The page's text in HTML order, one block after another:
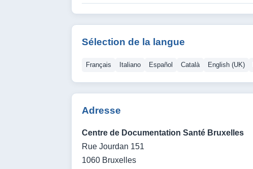
Sélection de la langue
Français Italiano Español Català English (UK)
Adresse
Centre de Documentation Santé Bruxelles
Rue Jourdan 151
1060 Bruxelles